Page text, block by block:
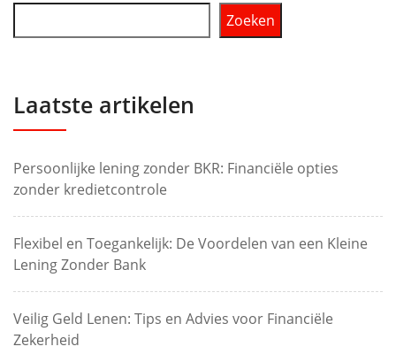
Zoeken
Laatste artikelen
Persoonlijke lening zonder BKR: Financiële opties
zonder kredietcontrole
Flexibel en Toegankelijk: De Voordelen van een Kleine
Lening Zonder Bank
Veilig Geld Lenen: Tips en Advies voor Financiële
Zekerheid